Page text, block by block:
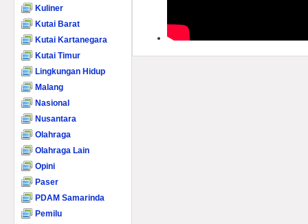
Kuliner
Kutai Barat
Kutai Kartanegara
Kutai Timur
Lingkungan Hidup
Malang
Nasional
Nusantara
Olahraga
Olahraga Lain
Opini
Paser
PDAM Samarinda
Pemilu